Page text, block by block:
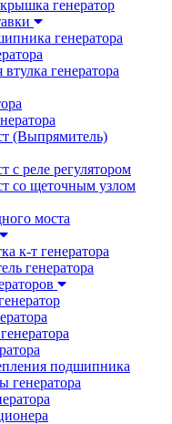
генератор
генератора
генератора
(Выпрямитель)
с реле регулятором
со щеточным узлом
моста
к-т генератора
генератора
подшипника
генератора